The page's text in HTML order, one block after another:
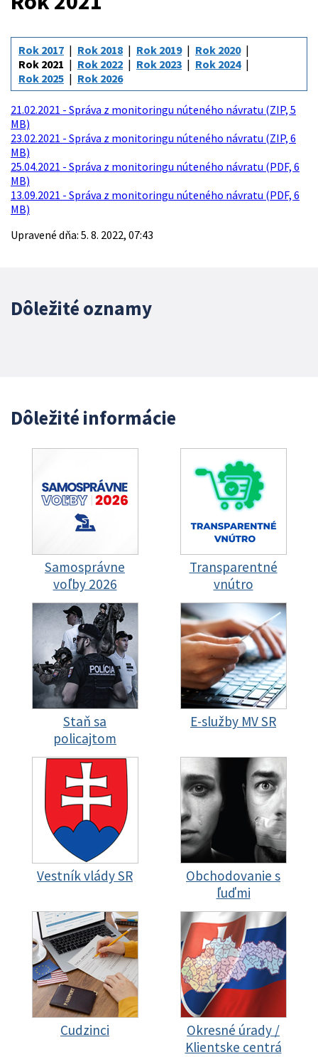
Rok 2017 Rok 2018 Rok 2019
Rok 2020
Rok 2021
Rok 2022 Rok 2023
Rok 2024
Rok 2025
Rok 2026
21.02.2021 - Správa z monitoringu núteného návratu (ZIP, 5
MB)
23.02.2021 - Správa z monitoringu núteného návratu (ZIP, 6
MB)
25.04.2021 - Správa z monitoringu núteného návratu (PDF, 6
MB)
13.09.2021 - Správa z monitoringu núteného návratu (PDF, 6
MB)
Upravené dňa: 5. 8. 2022, 07:43
Dôležité oznamy
Dôležité informácie
Samosprávne
voľby 2026
Transparentné
vnútro
Staň sa
policajtom
E-služby MV SR
Vestník vlády SR
Obchodovanie s
ľuďmi
Cudzinci
Okresné úrady /
Klientske centrá